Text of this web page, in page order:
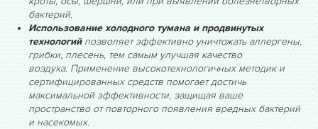
бактерий.
Использование холодного тумана и продвинутых
технологийпозволяет эффективно уничтожать аллергены,
грибки, плесень, тем самым улучшая качество
воздуха. Применение высокотехнологичных методик и
сертифицированных средств помогает достичь
максимальной эффективности, защищая ваше
пространство от повторного появления вредных бактерий
и насекомых.